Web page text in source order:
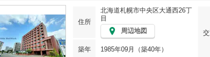
住所
北海道札幌市中央区大通西26丁
目
周辺地図
築年 1985年09月（築40年）